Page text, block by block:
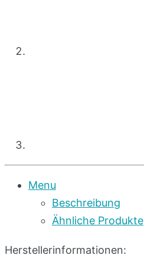
Menu
Beschreibung
Ähnliche Produkte
Herstellerinformationen: